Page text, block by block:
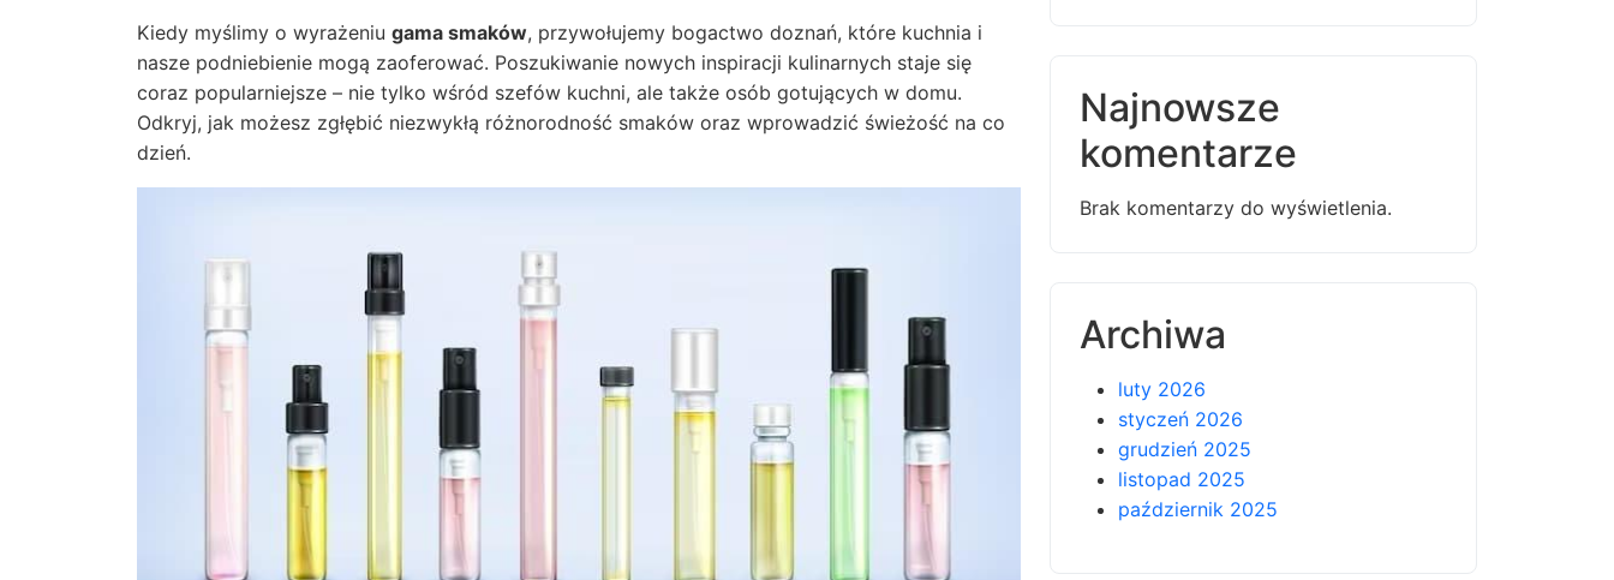
Kiedy myślimy o wyrażeniu gama smaków, przywołujemy bogactwo doznań, które kuchnia i
nasze podniebienie mogą zaoferować. Poszukiwanie nowych inspiracji kulinarnych staje się
coraz popularniejsze – nie tylko wśród szefów kuchni, ale także osób gotujących w domu.
Odkryj, jak możesz zgłębić niezwykłą różnorodność smaków oraz wprowadzić świeżość na co
dzień.
Najnowsze
komentarze
Brak komentarzy do wyświetlenia.
Archiwa
luty 2026
styczeń 2026
grudzień 2025
listopad 2025
październik 2025